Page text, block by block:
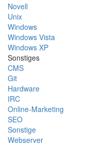
Novell
Unix
Windows
Windows Vista
Windows XP
Sonstiges
CMS
Git
Hardware
IRC
Online-Marketing
SEO
Sonstige
Webserver